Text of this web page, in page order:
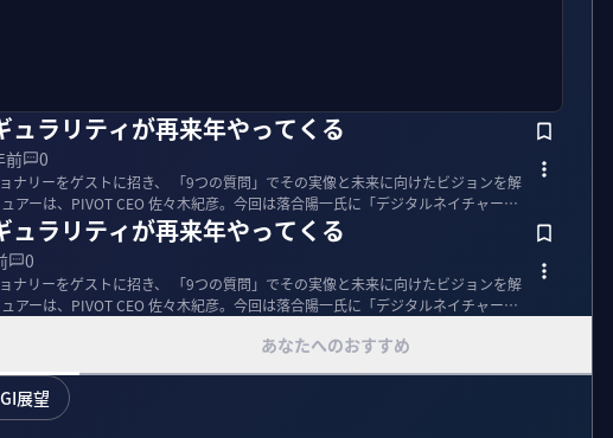
ュラリティが再来年やってくる
前 0
ナリーをゲストに招き、 「9つの質問」でその実像と未来に向けたビジョンを解
アーは、PIVOT CEO 佐々木紀彦。今回は落合陽一氏に「デジタルネイチャー」
ュラリティが再来年やってくる
0
ナリーをゲストに招き、 「9つの質問」でその実像と未来に向けたビジョンを解
アーは、PIVOT CEO 佐々木紀彦。今回は落合陽一氏に「デジタルネイチャー」
あなたへのおすすめ
展望